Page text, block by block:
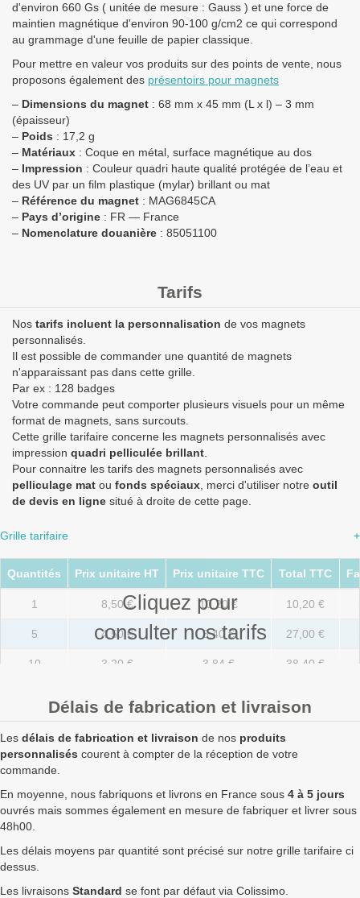
d'environ 660 Gs ( unitée de mesure : Gauss ) et une force de
maintien magnétique d'environ 90-100 g/cm2 ce qui correspond
au grammage d'une feuille de papier classique.
Pour mettre en valeur vos produits sur des points de vente, nous
proposons également des présentoirs pour magnets
– Dimensions du magnet : 68 mm x 45 mm (L x l) – 3 mm
(épaisseur)
– Poids : 17,2 g
– Matériaux : Coque en métal, surface magnétique au dos
– Impression : Couleur quadri haute qualité protégée de l’eau et
des UV par un film plastique (mylar) brillant ou mat
– Référence du magnet : MAG6845CA
– Pays d’origine : FR — France
– Nomenclature douanière : 85051100
Tarifs
Nos tarifs incluent la personnalisation de vos magnets
personnalisés.
Il est possible de commander une quantité de magnets
n'apparaissant pas dans cette grille.
Par ex : 128 badges
Votre commande peut comporter plusieurs visuels pour un même
format de magnets, sans surcouts.
Cette grille tarifaire concerne les magnets personnalisés avec
impression quadri pelliculée brillant
Pour connaitre les tarifs des magnets personnalisés avec
pelliculage mat ou fonds spéciaux , merci d'utiliser notre outil
de devis en ligne situé à droite de cette page.
Grille tarifaire +
Cliquez pour
consulter nos tarifs
Quantités Prix unitaire HT Prix unitaire TTC Total TTC
1 8,50 € 10,20 € 10,20 €
5 4,50 € 5,40 € 27,00 €
10 3,20 € 3,84 € 38,40 €
100 1,00 € 1,20 € 120,00 €
500 0,83 € 1,00 € 498,00 €
1000
Délais de fabrication et livraison
Les délais de fabrication et livraison de nos produits
personnalisés courent à compter de la réception de votre
commande.
En moyenne, nous fabriquons et livrons en France sous 4 à 5 jours
ouvrés mais sommes également en mesure de fabriquer et livrer sous
48h00.
Les délais moyens par quantité sont précisé sur notre grille tarifaire ci
dessus.
Les livraisons Standard se font par défaut via Colissimo.